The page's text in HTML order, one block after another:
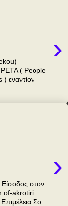
›
( People
εναντίον
›
στον
of-akrotiri
Σο...